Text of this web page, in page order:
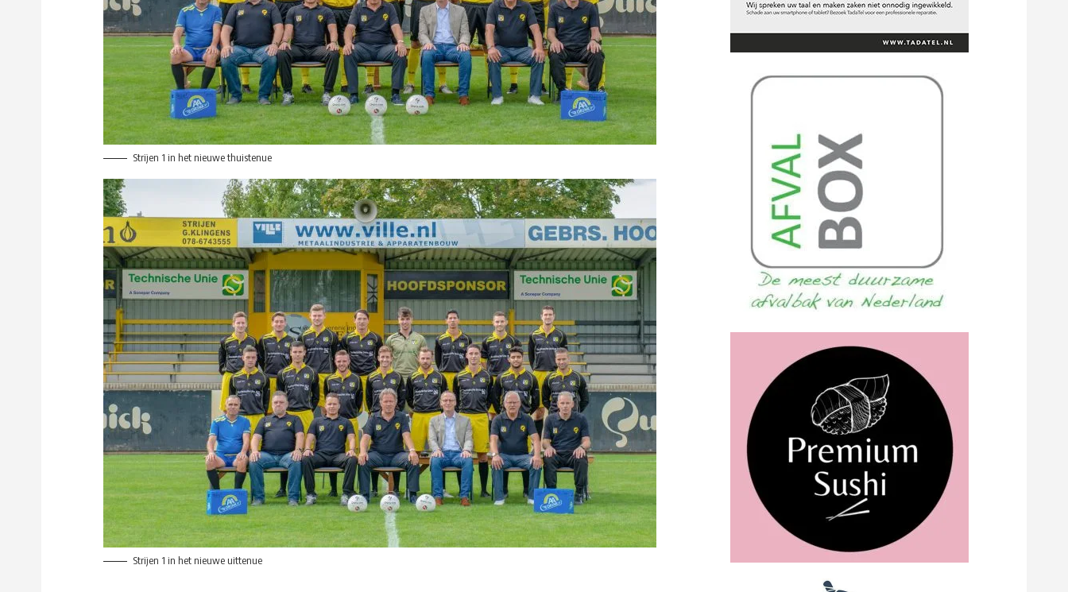
Strijen 1 in het nieuwe thuistenue
Strijen 1 in het nieuwe uittenue